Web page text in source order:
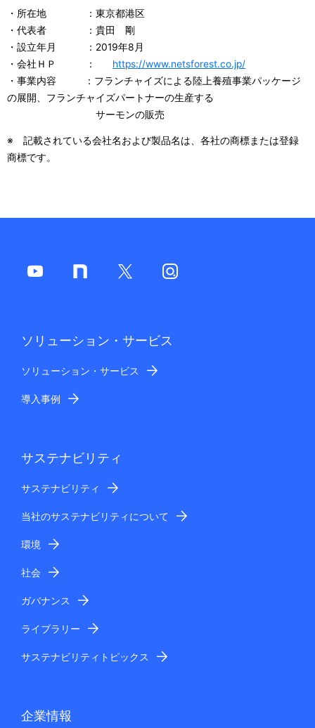
・所在地 ：東京都港区
・代表者 ：貴田 剛
・設立年月 ：2019年8月
・会社ＨＰ ：
https://www.netsforest.co.jp/
・事業内容 ：フランチャイズによる陸上養殖事業パッケージ
の展開、フランチャイズパートナーの生産する
サーモンの販売
※ 記載されている会社名および製品名は、各社の商標または登録
商標です。
ソリューション・サービス
ソリューション・サービス
導入事例
サステナビリティ
サステナビリティ
当社のサステナビリティについて
環境
社会
ガバナンス
ライブラリー
サステナビリティトピックス
企業情報